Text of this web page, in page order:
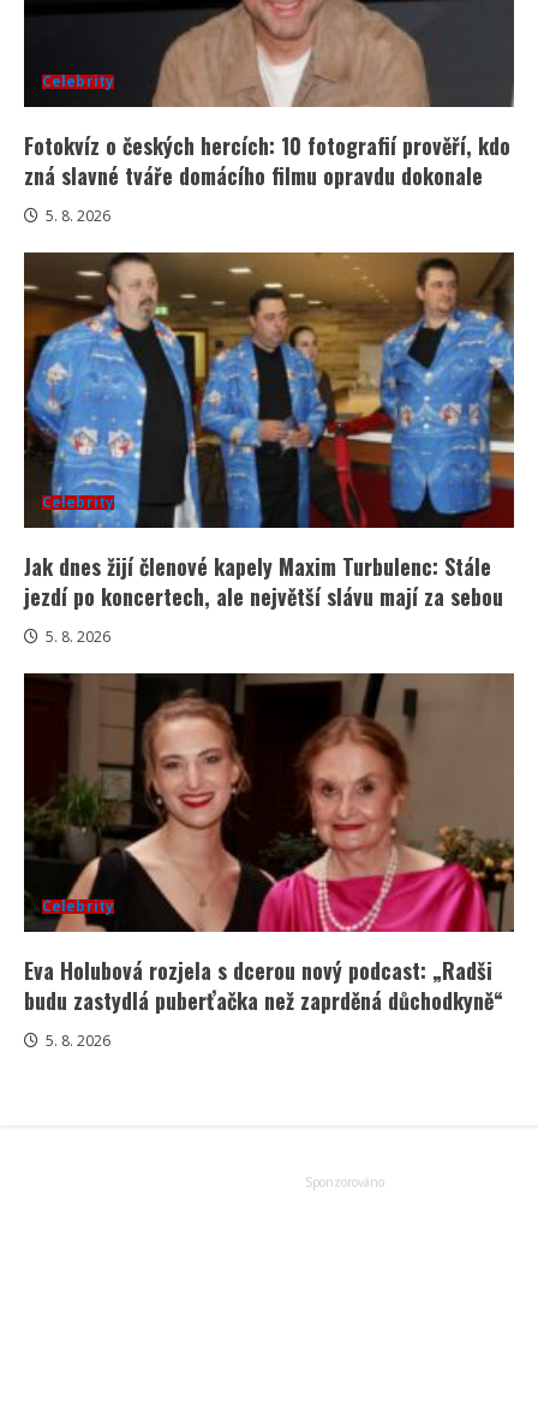
Celebrity
Fotokvíz o českých hercích: 10 fotografií prověří, kdo
zná slavné tváře domácího filmu opravdu dokonale
5. 8. 2026
Celebrity
Jak dnes žijí členové kapely Maxim Turbulenc: Stále
jezdí po koncertech, ale největší slávu mají za sebou
5. 8. 2026
Celebrity
Eva Holubová rozjela s dcerou nový podcast: „Radši
budu zastydlá puberťačka než zaprděná důchodkyně“
5. 8. 2026